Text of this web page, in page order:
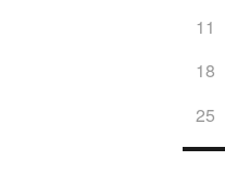
11
18
25